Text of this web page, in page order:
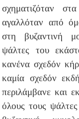
σχηματιζόταν
αγαλλόταν από
στη βυζαντινή
ψάλτες του
κανένα σχεδόν
καμία σχεδόν
περιλάμβανε και
όλους τους